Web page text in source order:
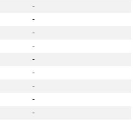
-
-
-
-
-
-
-
-
-